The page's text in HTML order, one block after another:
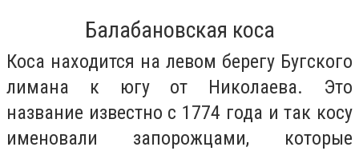
Балабановская коса
Коса находится на левом берегу Бугского
лимана к югу от Николаева. Это
название известно с 1774 года и так косу
именовали запорожцами, которые